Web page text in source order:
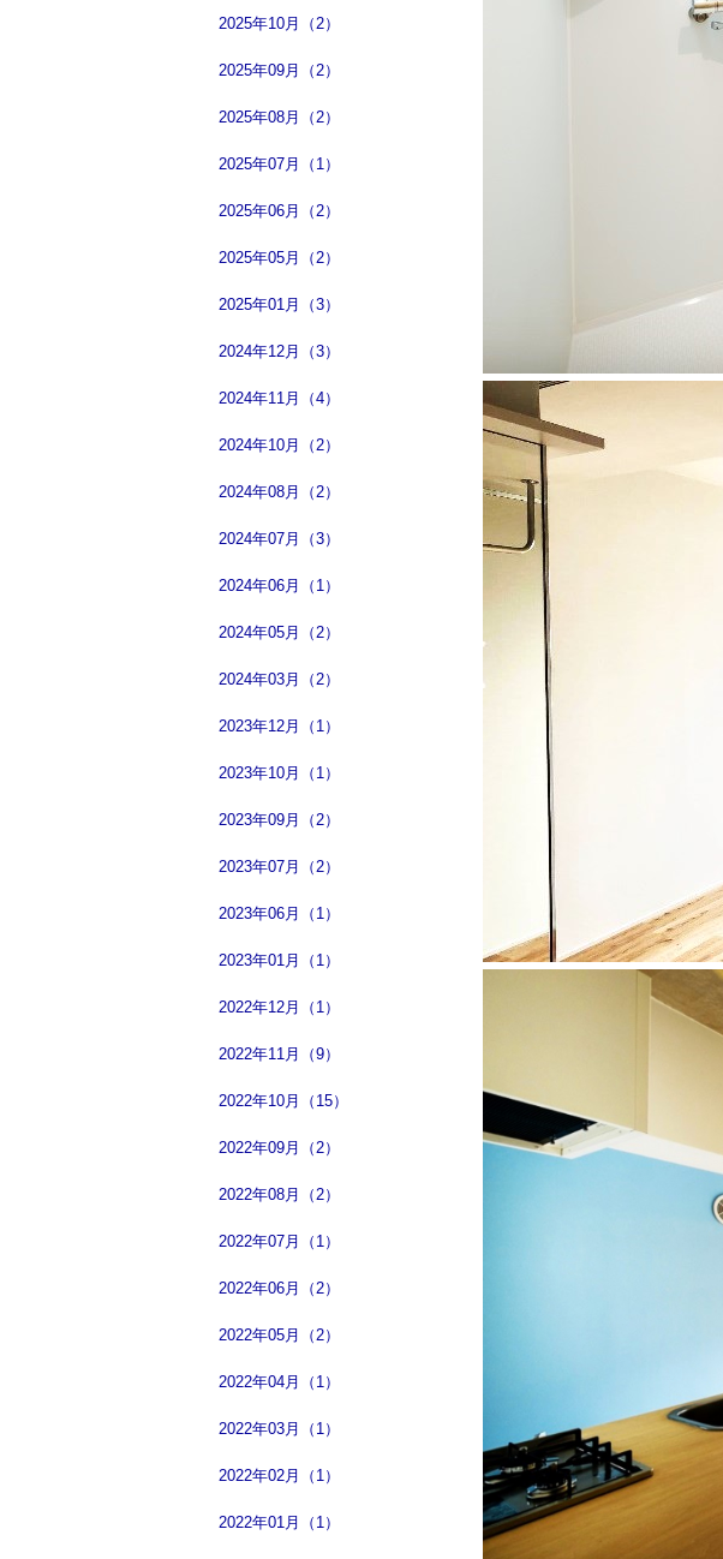
2025年10月（2）
2025年09月（2）
2025年08月（2）
2025年07月（1）
2025年06月（2）
2025年05月（2）
2025年01月（3）
2024年12月（3）
2024年11月（4）
2024年10月（2）
2024年08月（2）
2024年07月（3）
2024年06月（1）
2024年05月（2）
2024年03月（2）
2023年12月（1）
2023年10月（1）
2023年09月（2）
2023年07月（2）
2023年06月（1）
2023年01月（1）
2022年12月（1）
2022年11月（9）
2022年10月（15）
2022年09月（2）
2022年08月（2）
2022年07月（1）
2022年06月（2）
2022年05月（2）
2022年04月（1）
2022年03月（1）
2022年02月（1）
2022年01月（1）